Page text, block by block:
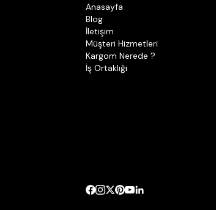
Anasayfa
Blog
İletişim
Müşteri Hizmetleri
Kargom Nerede ?
İş Ortaklığı